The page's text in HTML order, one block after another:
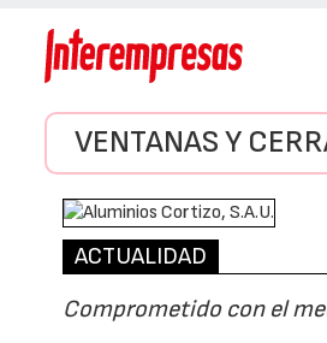
VENTANAS Y
ACTUALIDAD
Comprometido con el